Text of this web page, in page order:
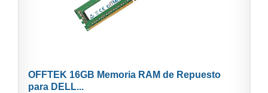
OFFTEK 16GB Memoria RAM de Repuesto
para DELL...